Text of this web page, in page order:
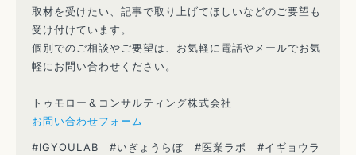
取材を受けたい、記事で取り上げてほしいなどのご要望も
受け付けています。
個別でのご相談やご要望は、お気軽に電話やメールでお気
軽にお問い合わせください。
トゥモロー＆コンサルティング株式会社
お問い合わせフォーム
#IGYOULAB #いぎょうらぼ #医業ラボ #イギョウラ